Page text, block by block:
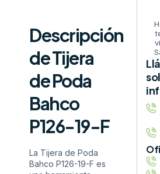
Descripción
de Tijera
de Poda
Bahco
P126-19-F
La Tijera de Poda
Bahco P126-19-F es